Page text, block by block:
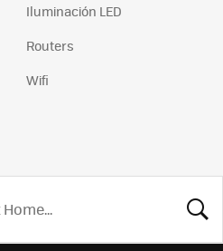
Iluminación LED
Routers
Wifi